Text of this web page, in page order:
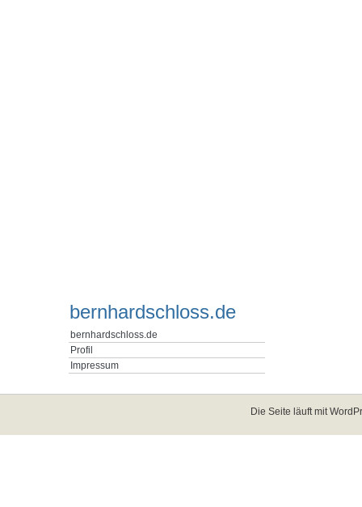
bernhardschloss.de
bernhardschloss.de
Profil
Impressum
Die Seite läuft mit